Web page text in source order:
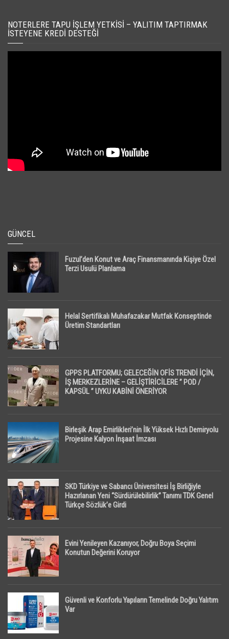
NOTERLERE TAPU İŞLEM YETKISI – YALITIM TAPTIRMAK
İSTEYENE KREDI DESTEĞI
GÜNCEL
Fuzul’den Konut ve Araç Finansmanında Kişiye Özel
Terzi Usulü Planlama
Helal Sertifikalı Muhafazakar Mutfak Konseptinde
Üretim Standartları
GPPS PLATFORMU; GELECEĞİN OFİS TRENDİ İÇİN,
İŞ MERKEZLERİNE – GELİŞTİRİCİLERE ” POD /
KAPSÜL ” UYKU KABİNİ ÖNERİYOR
Birleşik Arap Emirlikleri’nin İlk Yüksek Hızlı Demiryolu
Projesine Kalyon İnşaat İmzası
SKD Türkiye ve Sabancı Üniversitesi İş Birliğiyle
Hazırlanan Yeni “Sürdürülebilirlik” Tanımı TDK Genel
Türkçe Sözlük’e Girdi
Evini Yenileyen Kazanıyor, Doğru Boya Seçimi
Konutun Değerini Koruyor
Güvenli ve Konforlu Yapıların Temelinde Doğru Yalıtım
Var